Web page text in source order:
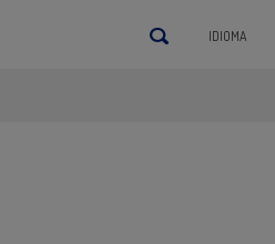
IDIOMA